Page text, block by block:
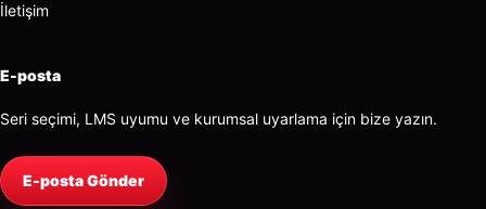
İletişim
E-posta
Seri seçimi, LMS uyumu ve kurumsal uyarlama için bize yazın.
E-posta Gönder